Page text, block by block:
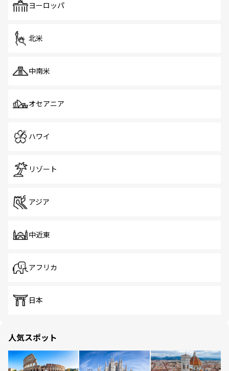
で、ホーカーズは地元の風情を楽しめる外せないスポット
ヨーロッパ
北米
中南米
オセアニア
ハワイ
リゾート
アジア
中近東
アフリカ
日本
人気スポット